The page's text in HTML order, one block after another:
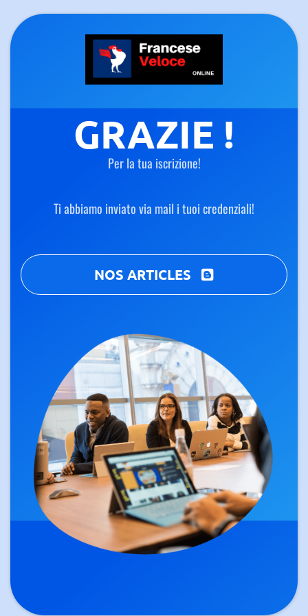
GRAZIE !
Per la tua iscrizione!
Ti abbiamo inviato via mail i tuoi credenziali!
NOS ARTICLES